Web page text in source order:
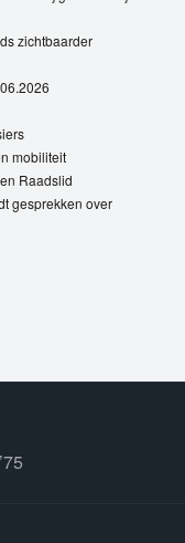
zichtbaarder
mobiliteit
Raadslid
gesprekken over